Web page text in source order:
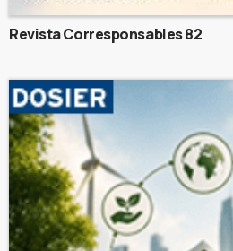
Revista Corresponsables 82